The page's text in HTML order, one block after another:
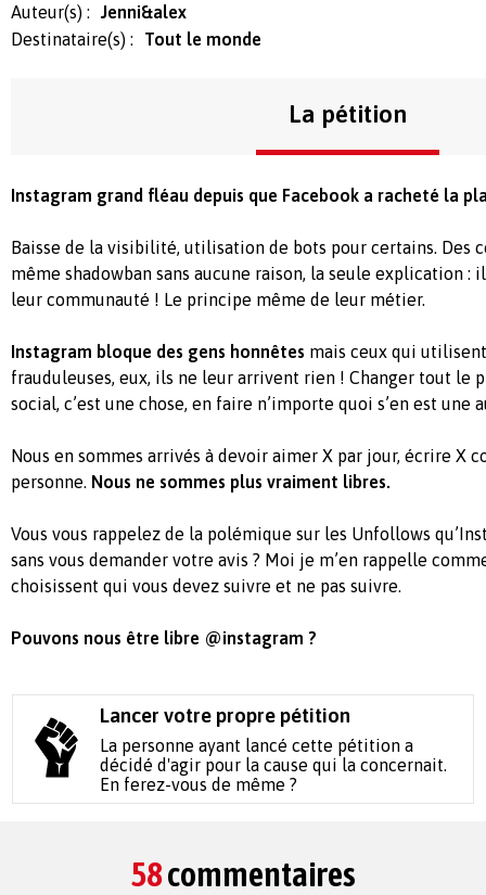
Auteur(s) :
Jenni&alex
Destinataire(s) :
Tout le monde
La pétition
Instagram grand fléau depuis que Facebook a racheté la
Baisse de la visibilité, utilisation de bots pour certains. Des
même shadowban sans aucune raison, la seule explication :
leur communauté ! Le principe même de leur métier.
Instagram bloque des gens honnêtes mais ceux qui
frauduleuses, eux, ils ne leur arrivent rien ! Changer tout le
social, c’est une chose, en faire n’importe quoi s’en est une
Nous en sommes arrivés à devoir aimer X par jour, écrire X
personne. Nous ne sommes plus vraiment libres.
Vous vous rappelez de la polémique sur les Unfollows
sans vous demander votre avis ? Moi je m’en rappelle
choisissent qui vous devez suivre et ne pas suivre.
Pouvons nous être libre @instagram ?
Lancer votre propre pétition
La personne ayant lancé cette pétition a
décidé d'agir pour la cause qui la concernait.
En ferez-vous de même ?
58commentaires